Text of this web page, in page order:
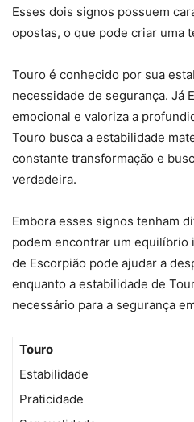
Esses dois signos possuem
opostas, o que pode criar uma
Touro é conhecido por sua
necessidade de segurança. Já
emocional e valoriza a
Touro busca a estabilidade
constante transformação e
verdadeira.
Embora esses signos tenham
podem encontrar um equilíbrio
de Escorpião pode ajudar a
enquanto a estabilidade de
necessário para a segurança
Touro
Estabilidade
Praticidade